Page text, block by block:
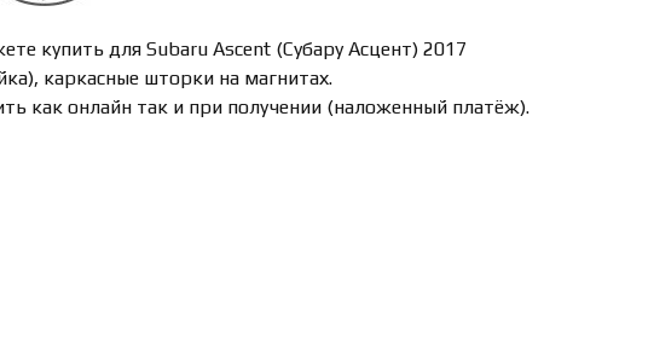
купить для Subaru Ascent (Субару Асцент) 2017
каркасные шторки на магнитах.
как онлайн так и при получении (наложенный платёж).